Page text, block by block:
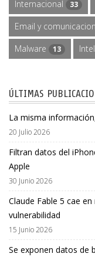
Internacional 33
Email y
Malware 13
ÚLTIMAS
La misma
20 Julio 2026
Filtran datos del
Apple
30 Junio 2026
Claude Fable 5 cae
vulnerabilidad
15 Junio 2026
Se exponen datos de